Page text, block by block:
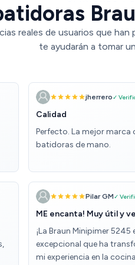
reales de usuarios que
te ayudarán a tomar
jherrero✓
Calidad
Perfecto. La mejor marca
batidoras de mano.
Pilar GM✓
ME encanta! Muy útil y
¡La Braun Minipimer
excepcional que ha
mi experiencia en la